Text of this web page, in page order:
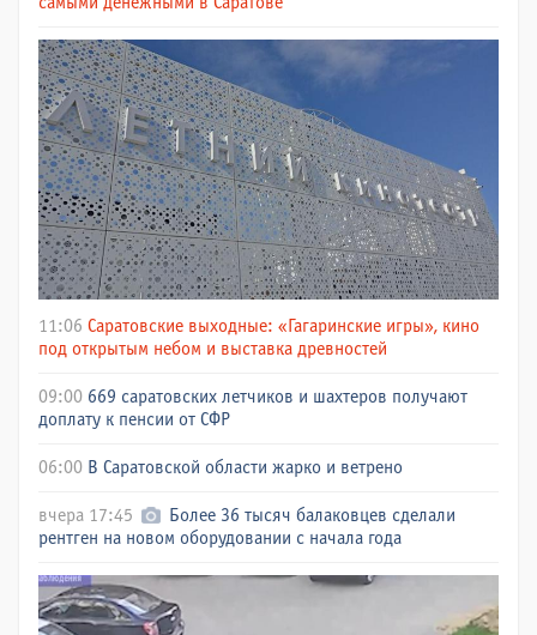
11:06 Саратовские выходные: «Гагаринские игры», кино
под открытым небом и выставка древностей
09:00 669 саратовских летчиков и шахтеров получают
доплату к пенсии от СФР
06:00 В Саратовской области жарко и ветрено
вчера 17:45
Более 36 тысяч балаковцев сделали
рентген на новом оборудовании с начала года